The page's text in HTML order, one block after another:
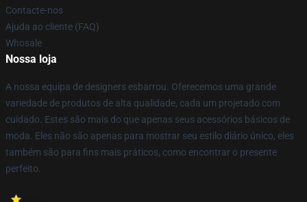
Contacte-nos
Ajuda ao cliente (FAQ)
Whosale
Nossa loja
A nossa equipa de designers esbarrou. Oferecemos uma grande
variedade de produtos de alta qualidade, cada um projetado com
cuidado. Estes são mais do que apenas seus acessórios básicos de
moda. Eles não são apenas para mostrar seu estilo diário único, eles
também são para fins mais práticos, como encontrar o presente
perfeito.